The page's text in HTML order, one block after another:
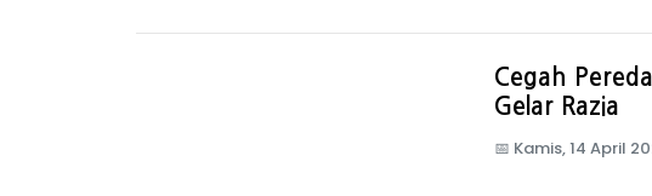
Cegah
Gelar Razia
📅 Kamis, 14 April